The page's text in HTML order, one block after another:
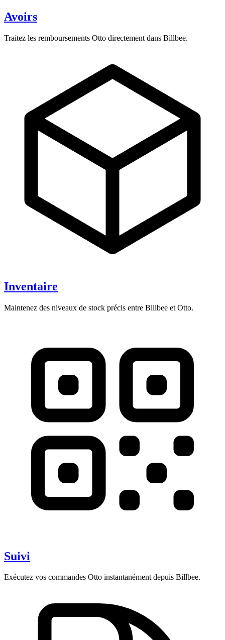
Avoirs
Traitez les remboursements Otto directement dans Billbee.
Inventaire
Maintenez des niveaux de stock précis entre Billbee et Otto.
Suivi
Exécutez vos commandes Otto instantanément depuis Billbee.